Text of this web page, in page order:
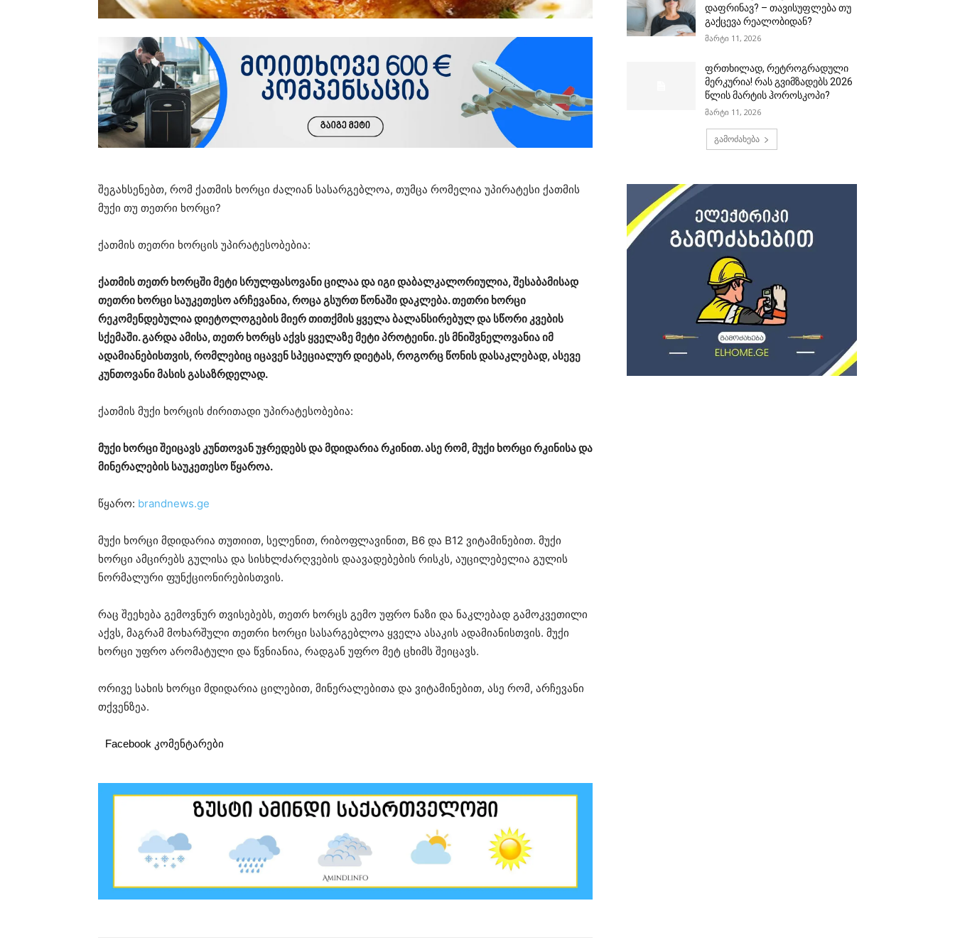
შეგახსენებთ, რომ ქათმის ხორცი ძალიან სასარგებლოა, თუმცა რომელია უპირატესი ქათმის
მუქი თუ თეთრი ხორცი?
ქათმის თეთრი ხორცის უპირატესობებია:
ქათმის თეთრ ხორცში მეტი სრულფასოვანი ცილაა და იგი დაბალკალორიულია, შესაბამისად
თეთრი ხორცი საუკეთესო არჩევანია, როცა გსურთ წონაში დაკლება. თეთრი ხორცი
რეკომენდებულია დიეტოლოგების მიერ თითქმის ყველა ბალანსირებულ და სწორი კვების
სქემაში. გარდა ამისა, თეთრ ხორცს აქვს ყველაზე მეტი პროტეინი. ეს მნიშვნელოვანია იმ
ადამიანებისთვის, რომლებიც იცავენ სპეციალურ დიეტას, როგორც წონის დასაკლებად, ასევე
კუნთოვანი მასის გასაზრდელად.
ქათმის მუქი ხორცის ძირითადი უპირატესობებია:
მუქი ხორცი შეიცავს კუნთოვან უჯრედებს და მდიდარია რკინით. ასე რომ, მუქი ხორცი რკინისა და
მინერალების საუკეთესო წყაროა.
წყარო: brandnews.ge
მუქი ხორცი მდიდარია თუთიით, სელენით, რიბოფლავინით, B6 და B12 ვიტამინებით. მუქი
ხორცი ამცირებს გულისა და სისხლძარღვების დაავადებების რისკს, აუცილებელია გულის
ნორმალური ფუნქციონირებისთვის.
რაც შეეხება გემოვნურ თვისებებს, თეთრ ხორცს გემო უფრო ნაზი და ნაკლებად გამოკვეთილი
აქვს, მაგრამ მოხარშული თეთრი ხორცი სასარგებლოა ყველა ასაკის ადამიანისთვის. მუქი
ხორცი უფრო არომატული და წვნიანია, რადგან უფრო მეტ ცხიმს შეიცავს.
ორივე სახის ხორცი მდიდარია ცილებით, მინერალებითა და ვიტამინებით, ასე რომ, არჩევანი
თქვენზეა.
Facebook კომენტარები
დაფრინავ? – თავისუფლება თუ
გაქცევა რეალობიდან?
მარტი 11, 2026
ფრთხილად, რეტროგრადული
მერკურია! რას გვიმზადებს 2026
წლის მარტის ჰოროსკოპი?
მარტი 11, 2026
გამოძახება